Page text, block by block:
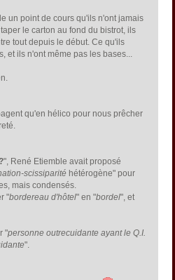
un point de cours qu'ils n'ont jamais
le carton au fond du bistrot, ils
tout depuis le début. Ce qu'ils
et ils n'ont même pas les bases...
qu'en hélico pour nous prêcher
", René Etiemble avait proposé
scissiparité hétérogène" pour
mais condensés.
"bordereau d'hôtel" en "bordel", et
"personne outrecuidante ayant le Q.I.
".